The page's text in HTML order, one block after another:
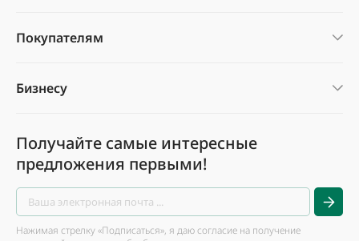
Покупателям
Бизнесу
Получайте самые интересные
предложения первыми!
Нажимая стрелку «Подписаться», я даю согласие на получение